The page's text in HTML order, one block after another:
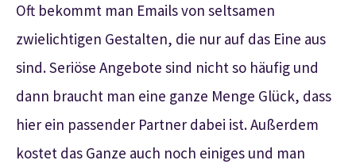
Oft bekommt man Emails von seltsamen
zwielichtigen Gestalten, die nur auf das Eine aus
sind. Seriöse Angebote sind nicht so häufig und
dann braucht man eine ganze Menge Glück, dass
hier ein passender Partner dabei ist. Außerdem
kostet das Ganze auch noch einiges und man